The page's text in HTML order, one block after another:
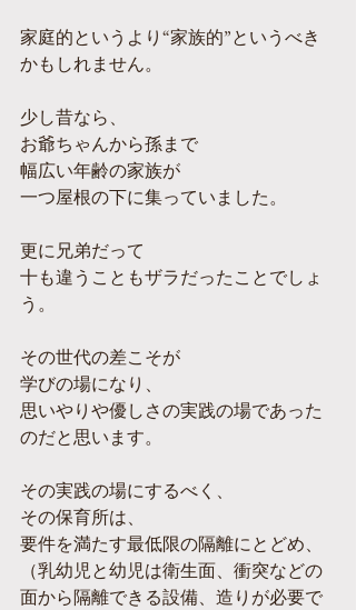
家庭的というより“家族的”というべき
かもしれません。
少し昔なら、
お爺ちゃんから孫まで
幅広い年齢の家族が
一つ屋根の下に集っていました。
更に兄弟だって
十も違うこともザラだったことでしょ
う。
その世代の差こそが
学びの場になり、
思いやりや優しさの実践の場であった
のだと思います。
その実践の場にするべく、
その保育所は、
要件を満たす最低限の隔離にとどめ、
（乳幼児と幼児は衛生面、衝突などの
面から隔離できる設備、造りが必要で